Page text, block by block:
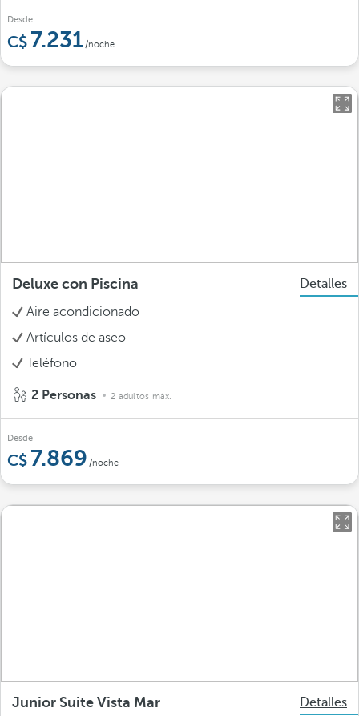
Desde
7.231/noche
Deluxe con Piscina
Detalles
Aire acondicionado
Artículos de aseo
Teléfono
2 Personas 2 adultos máx.
Desde
7.869 /noche
Junior Suite Vista Mar Detalles